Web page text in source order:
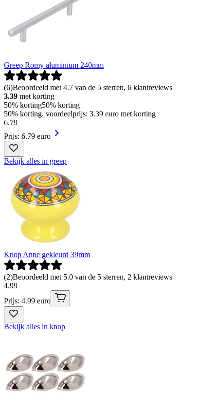
Greep Romy aluminium 240mm
(6)Beoordeeld met 4.7 van de 5 sterren, 6 klantreviews
3.39 met korting
50% korting50% korting
50% korting, voordeelprijs: 3.39 euro met korting
6.79
Prijs: 6.79 euro
Bekijk alles in greep
Knop Anne gekleurd 39mm
(2)Beoordeeld met 5.0 van de 5 sterren, 2 klantreviews
4.99
Prijs: 4.99 euro
Bekijk alles in knop